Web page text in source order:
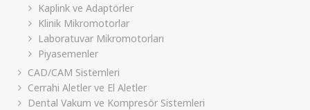
Kaplink ve Adaptörler
Klinik Mikromotorlar
Laboratuvar Mikromotorları
Piyasemenler
CAD/CAM Sistemleri
Cerrahi Aletler ve El Aletler
Dental Vakum ve Kompresör Sistemleri